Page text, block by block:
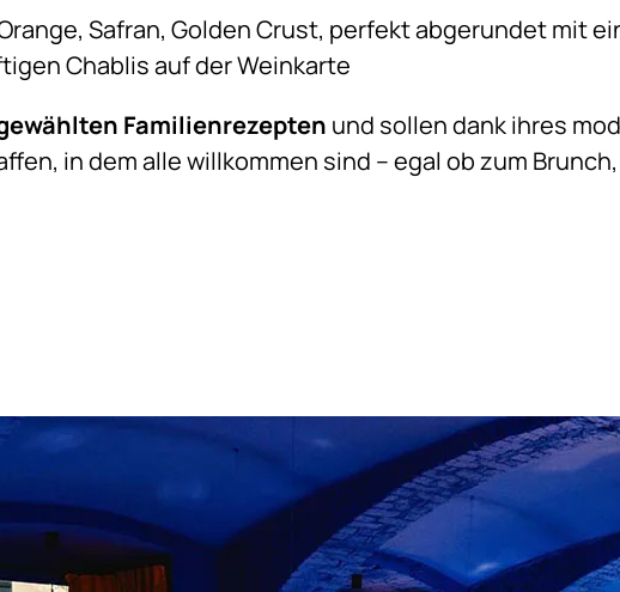
Safran, Golden Crust, perfekt abgerundet mit
Chablis auf der Weinkarte
Familienrezepten und sollen dank ihres
in dem alle willkommen sind – egal ob zum